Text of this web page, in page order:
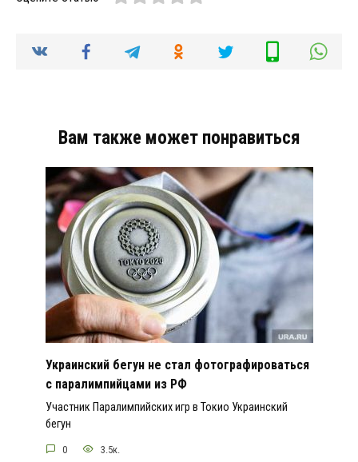
Вам также может понравиться
Украинский бегун не стал фотографироваться
с паралимпийцами из РФ
Участник Паралимпийских игр в Токио Украинский
бегун
0 3.5к.